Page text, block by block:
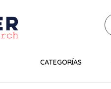
CATEGORÍAS